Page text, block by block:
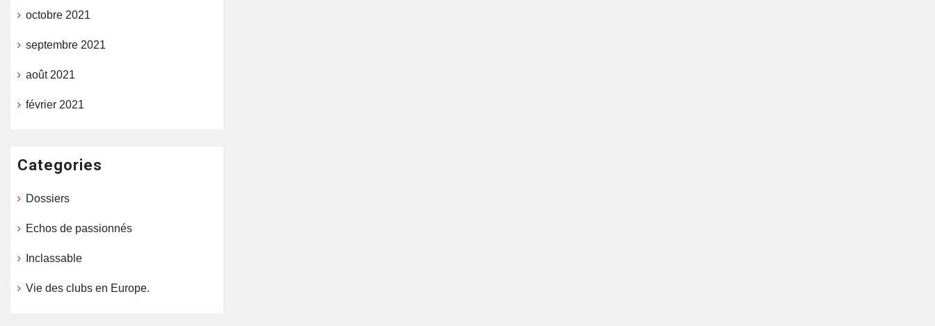
octobre 2021
septembre 2021
août 2021
février 2021
Categories
Dossiers
Echos de passionnés
Inclassable
Vie des clubs en Europe.